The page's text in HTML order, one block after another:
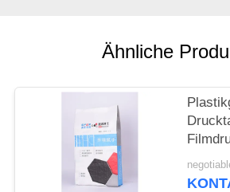
Ähnliche
BOPP